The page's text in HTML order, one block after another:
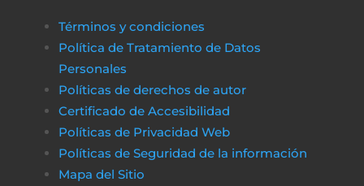
Términos y condiciones
Política de Tratamiento de Datos
Personales
Políticas de derechos de autor
Certificado de Accesibilidad
Políticas de Privacidad Web
Políticas de Seguridad de la información
Mapa del Sitio